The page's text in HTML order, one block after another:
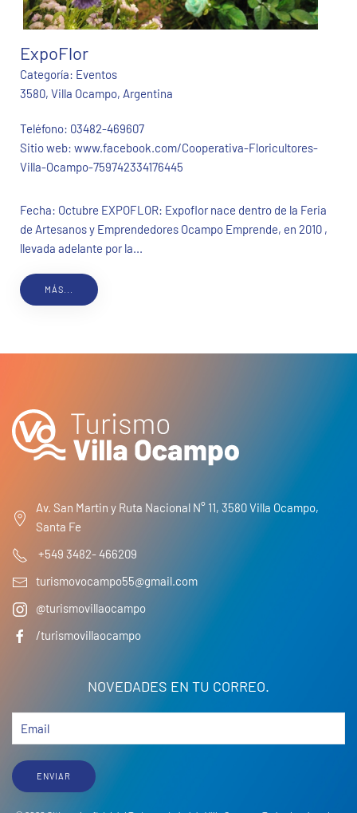
ExpoFlor
Categoría: Eventos
3580, Villa Ocampo, Argentina
Teléfono: 03482-469607
Sitio web: www.facebook.com/Cooperativa-Floricultores-
Villa-Ocampo-759742334176445
Fecha: Octubre EXPOFLOR: Expoflor nace dentro de la Feria
de Artesanos y Emprendedores Ocampo Emprende, en 2010 ,
llevada adelante por la...
MÁS...
Av. San Martin y Ruta Nacional N° 11, 3580 Villa Ocampo,
Santa Fe
+549 3482- 466209
turismovocampo55@gmail.com
@turismovillaocampo
/turismovillaocampo
NOVEDADES EN TU CORREO.
ENVIAR